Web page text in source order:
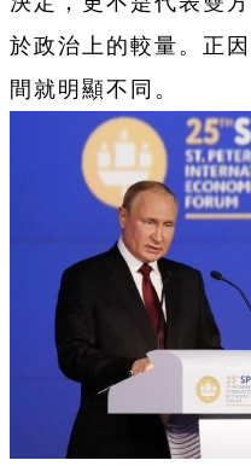
於政治上的較量。正
間就明顯不同。